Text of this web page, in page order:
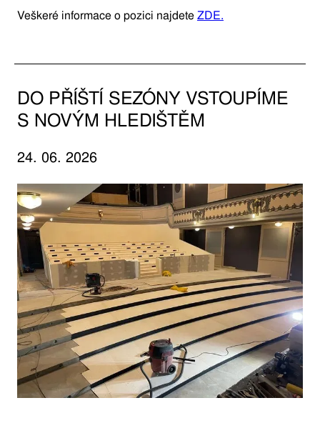
Veškeré informace o pozici najdeteZDE.
DO PŘÍŠTÍ SEZÓNY VSTOUPÍME
S NOVÝM HLEDIŠTĚM
24. 06. 2026